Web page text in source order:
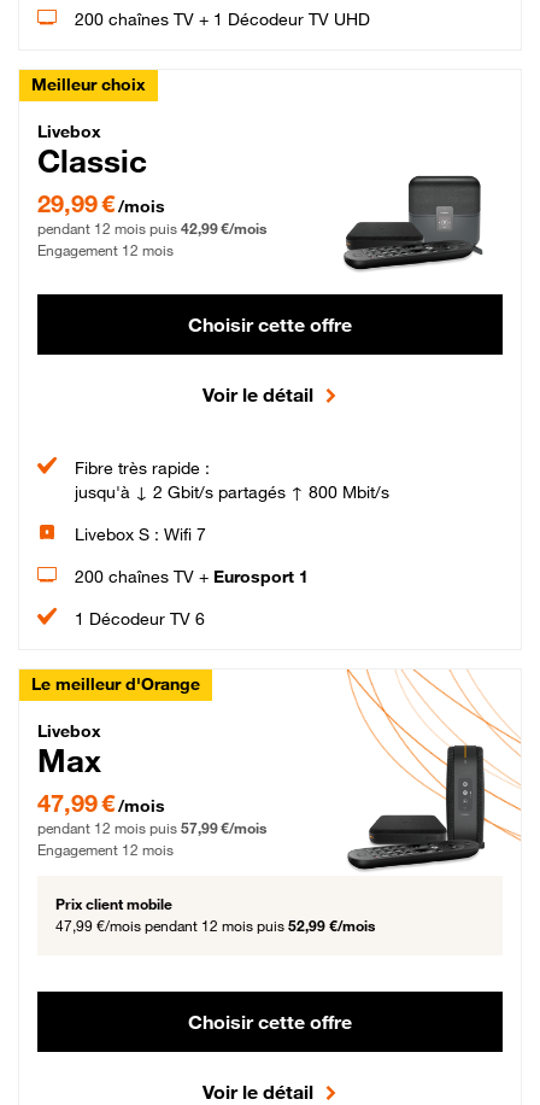
200 chaînes TV + 1 Décodeur TV UHD
Meilleur choix
Livebox Classic Fibre
Livebox
Classic
29,99 € par mois pendant 12 mois puis 42,99 € par mois, Engagement 12 mois
29,99 €/mois
pendant 12 mois puis 42,99 €/mois
Engagement 12 mois
Choisir cette offre
Voir le détail
Fibre très rapide :
jusqu'à ↓ 2 Gbit/s partagés ↑ 800 Mbit/s
Livebox S : Wifi 7
200 chaînes TV + Eurosport 1
1 Décodeur TV 6
Le meilleur d'Orange
Livebox Max Fibre
Livebox
Max
47,99 € par mois pendant 12 mois puis 57,99 € par mois, Engagement 12 mois
47,99 €/mois
pendant 12 mois puis 57,99 €/mois
Engagement 12 mois
Prix client mobile
47,99 €/mois pendant 12 mois puis 52,99 €/mois
Choisir cette offre
Voir le détail